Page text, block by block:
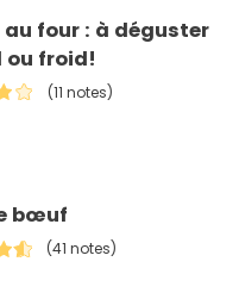
au four : à déguster
ou froid!
(11 notes)
bœuf
(41 notes)